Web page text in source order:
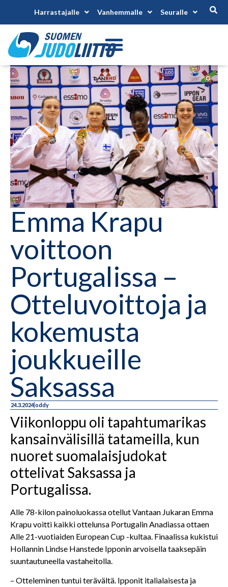
Harrastajalle Vanhemmalle Seuralle
Emma Krapu
voittoon
Portugalissa –
Otteluvoittoja ja
kokemusta
joukkueille
Saksassa
24.3.2024oddy
Viikonloppu oli tapahtumarikas
kansainvälisillä tatameilla, kun
nuoret suomalaisjudokat
ottelivat Saksassa ja
Portugalissa.
Alle 78-kilon painoluokassa otellut Vantaan Jukaran Emma
Krapu voitti kaikki ottelunsa Portugalin Anadiassa ottaen
Alle 21-vuotiaiden European Cup -kultaa. Finaalissa kukistui
Hollannin Lindse Hanstede Ipponin arvoisella taaksepäin
suuntautuneella vastaheitolla.
– Otteleminen tuntui terävältä. Ipponit italialaisesta ja